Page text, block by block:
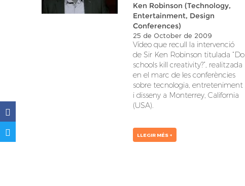
Ken Robinson (Technology,
Entertainment, Design
Conferences)
25 de October de 2009
Vídeo que recull la intervenció
de Sir Ken Robinson titulada “Do
schools kill creativity?”, realitzada
en el marc de les conferències
sobre tecnologia, entreteniment
i disseny a Monterrey, California
(USA).
LLEGIR MÉS +